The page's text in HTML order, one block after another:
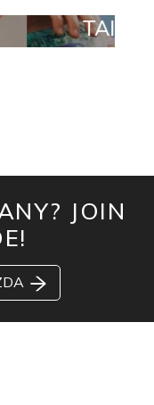
MADE
JOIN